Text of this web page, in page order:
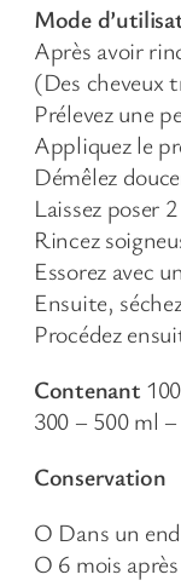
Mode
Après avoir
(Des cheveux
Prélevez une
Appliquez le
Démêlez
Laissez poser
Rincez
Essorez avec
Ensuite,
Procédez
Contenant
300 – 500 ml
Conservation
Ο Dans un
Ο 6 mois